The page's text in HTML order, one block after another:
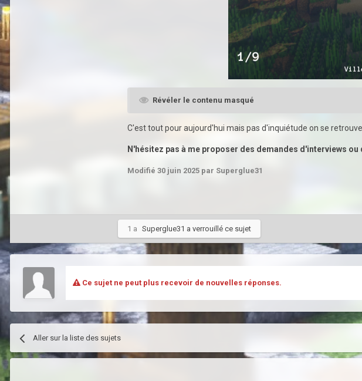
Révéler le contenu masqué
C'est tout pour aujourd'hui mais pas d'inquiétude on se
N'hésitez pas à me proposer des demandes d'interviews
Modifié 30 juin 2025 par Superglue31
1 a Superglue31 a verrouillé ce sujet
Ce sujet ne peut plus recevoir de nouvelles réponses.
Aller sur la liste des sujets